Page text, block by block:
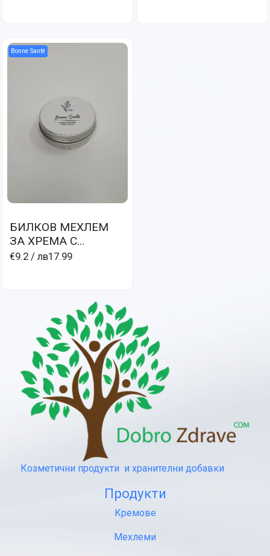
Bonne Santé
БИЛКОВ МЕХЛЕМ
ЗА ХРЕМА С
МЕНТОВО МАСЛО И
€9.2 / лв17.99
Козметични продукти и хранителни добавки
Продукти
Кремове
Мехлеми